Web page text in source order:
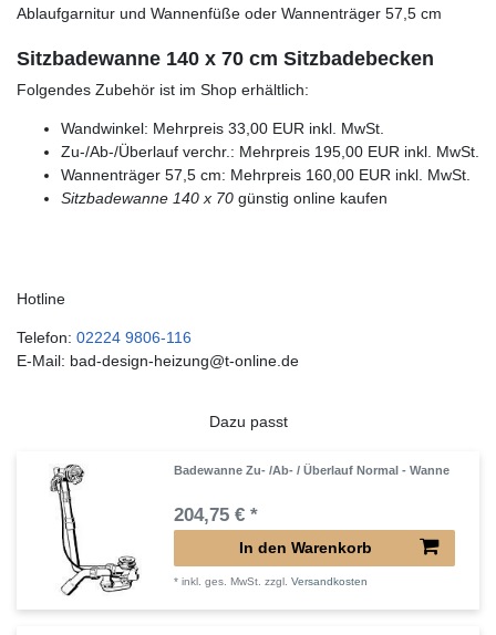
Ablaufgarnitur und Wannenfüße oder Wannenträger 57,5 cm
Sitzbadewanne 140 x 70 cm Sitzbadebecken
Folgendes Zubehör ist im Shop erhältlich:
Wandwinkel: Mehrpreis 33,00 EUR inkl. MwSt.
Zu-/Ab-/Überlauf verchr.: Mehrpreis 195,00 EUR inkl. MwSt.
Wannenträger 57,5 cm: Mehrpreis 160,00 EUR inkl. MwSt.
Sitzbadewanne 140 x 70 günstig online kaufen
Hotline
Telefon: 02224 9806-116
E-Mail: bad-design-heizung@t-online.de
Dazu passt
Badewanne Zu- /Ab- / Überlauf Normal - Wanne
204,75 € *
In den Warenkorb
*inkl. ges. MwSt. zzgl.Versandkosten